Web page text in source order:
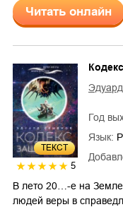
Читать онлайн
ТЕКСТ
5
Год
Язык:
В лето 20…-е на
людей веры в